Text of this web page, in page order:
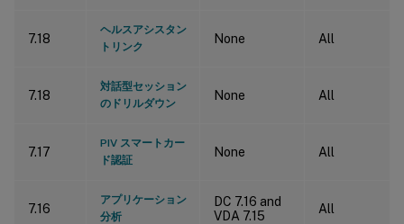
7.18
ヘルスアシスタン
トリンク
None All
7.18
対話型セッション
のドリルダウン
None All
7.17
PIV スマートカー
ド認証
None All
7.16
アプリケーション
分析
DC 7.16 and
VDA 7.15
All